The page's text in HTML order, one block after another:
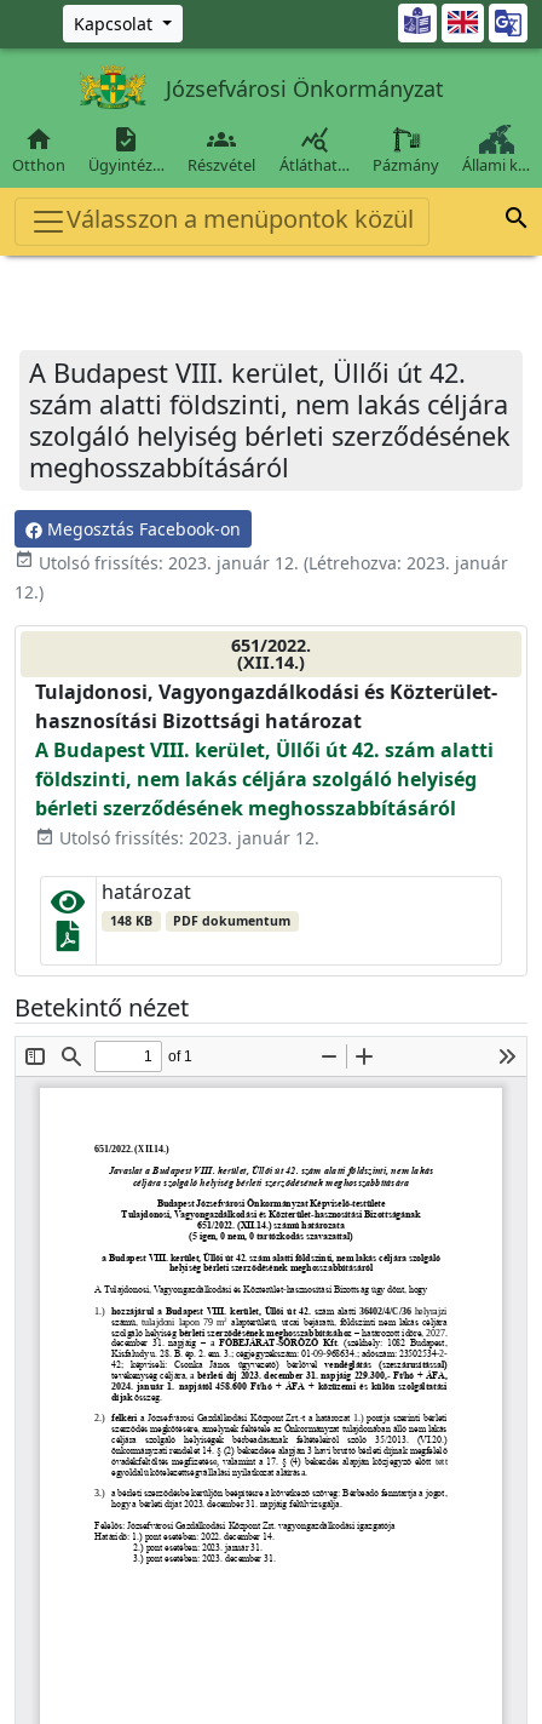
Ugrás a fő tartalomra
Kapcsolat 
Józsefvárosi Önkormányzat

Otthon

Ügyintéz…

Részvétel

Átláthat… Pázmány Állami k…
Válasszon a menüpontok közül 
A Budapest VIII. kerület, Üllői út 42.
szám alatti földszinti, nem lakás céljára
szolgáló helyiség bérleti szerződésének
meghosszabbításáról
Megosztás Facebook-on
event_available Utolsó frissítés: 2023. január 12. (Létrehozva: 2023. január
12.)
651/2022.
(XII.14.)
Tulajdonosi, Vagyongazdálkodási és Közterület-
hasznosítási Bizottsági határozat
A Budapest VIII. kerület, Üllői út 42. szám alatti
földszinti, nem lakás céljára szolgáló helyiség
bérleti szerződésének meghosszabbításáról
event_available Utolsó frissítés: 2023. január 12.
határozat
148 KB PDF dokumentum
Betekintő nézet